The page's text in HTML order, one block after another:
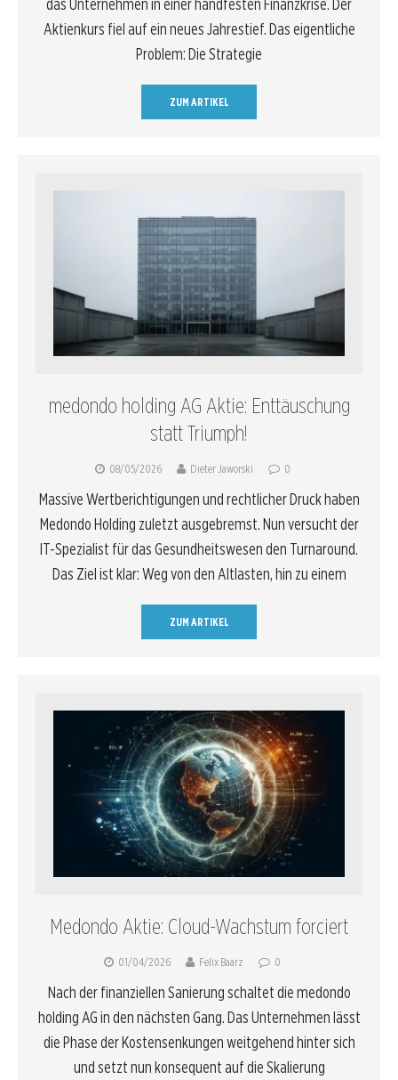
das Unternehmen in einer handfesten Finanzkrise. Der
Aktienkurs fiel auf ein neues Jahrestief. Das eigentliche
Problem: Die Strategie
ZUM ARTIKEL
medondo holding AG Aktie: Enttäuschung
statt Triumph!
08/05/2026 Dieter Jaworski 0
Massive Wertberichtigungen und rechtlicher Druck haben
Medondo Holding zuletzt ausgebremst. Nun versucht der
IT-Spezialist für das Gesundheitswesen den Turnaround.
Das Ziel ist klar: Weg von den Altlasten, hin zu einem
ZUM ARTIKEL
Medondo Aktie: Cloud-Wachstum forciert
01/04/2026 Felix Baarz 0
Nach der finanziellen Sanierung schaltet die medondo
holding AG in den nächsten Gang. Das Unternehmen lässt
die Phase der Kostensenkungen weitgehend hinter sich
und setzt nun konsequent auf die Skalierung